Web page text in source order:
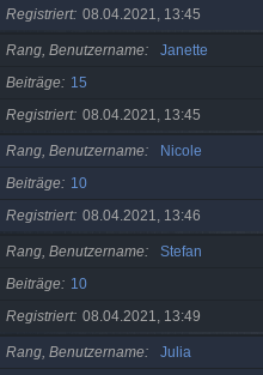
Registriert 08.04.2021, 13:45
Rang, Benutzername
Janette
Beiträge
15
Registriert 08.04.2021, 13:45
Rang, Benutzername
Nicole
Beiträge
10
Registriert 08.04.2021, 13:46
Rang, Benutzername
Stefan
Beiträge
10
Registriert 08.04.2021, 13:49
Rang, Benutzername
Julia